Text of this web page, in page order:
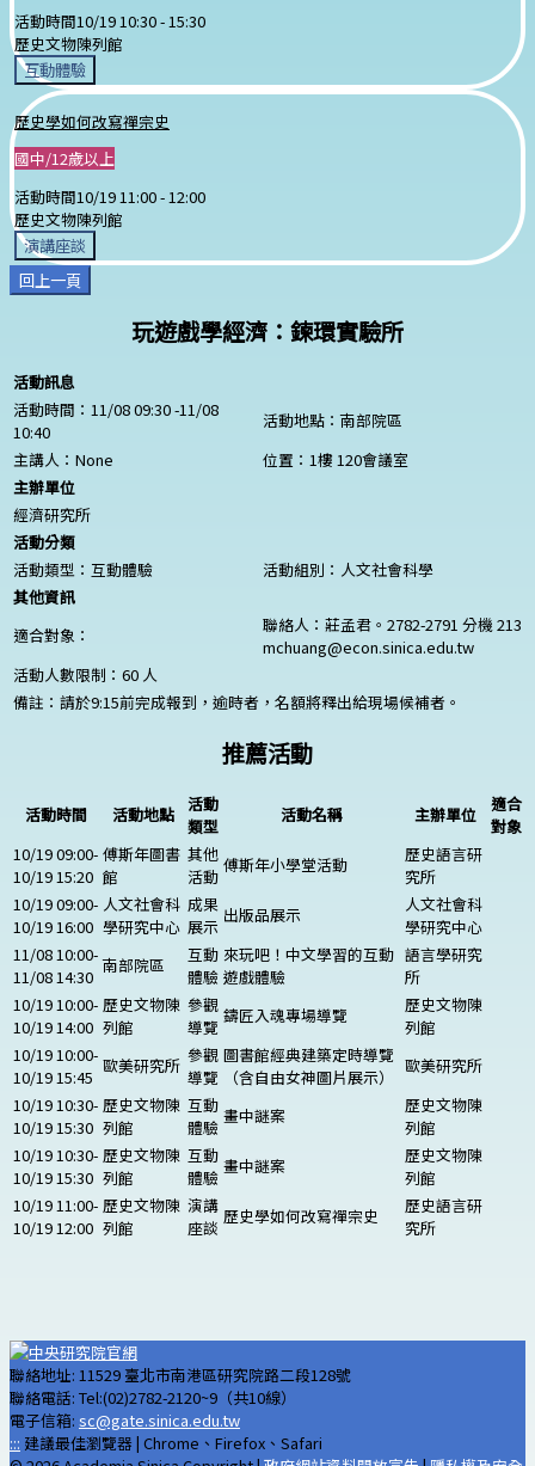
活動時間10/19 10:30 - 15:30
歷史文物陳列館
互動體驗
歷史學如何改寫禪宗史
國中/12歲以上
活動時間10/19 11:00 -12:00
歷史文物陳列館
演講座談
回上一頁
玩遊戲學經濟：鍊環實驗所
活動訊息
活動時間：11/08 09:30 -11/08
10:40
活動地點：南部院區
主講人： None
位置：1樓 120會議室
主辦單位
經濟研究所
活動分類
活動類型：互動體驗
活動組別：人文社會科學
其他資訊
適合對象：
聯絡人：莊孟君。2782-2791 分機 213
mchuang@econ.sinica.edu.tw
活動人數限制：60 人
備註：請於9:15前完成報到，逾時者，名額將釋出給現場候補者。
推薦活動
活動時間 活動地點
活動
類型
活動名稱 主辦單位
適合
對象
10/19 09:00-
10/19 15:20
傅斯年圖書
館
其他
活動
傅斯年小學堂活動
歷史語言研
究所
10/19 09:00-
10/19 16:00
人文社會科
學研究中心
成果
展示
出版品展示
人文社會科
學研究中心
11/08 10:00-
11/08 14:30
南部院區
互動
體驗
來玩吧！中文學習的互動
遊戲體驗
語言學研究
所
10/19 10:00-
10/19 14:00
歷史文物陳
列館
參觀
導覽
鑄匠入魂專場導覽
歷史文物陳
列館
10/19 10:00-
10/19 15:45
歐美研究所 參觀
導覽
圖書館經典建築定時導覽
（含自由女神圖片展示）
歐美研究所
10/19 10:30-
10/19 15:30
歷史文物陳
列館
互動
體驗
畫中謎案
歷史文物陳
列館
10/19 10:30-
10/19 15:30
歷史文物陳
列館
互動
體驗
畫中謎案
歷史文物陳
列館
10/19 11:00-
10/19 12:00
歷史文物陳
列館
演講
座談
歷史學如何改寫禪宗史
歷史語言研
究所
聯絡地址: 11529 臺北市南港區研究院路二段128號
聯絡電話: Tel:(02)2782-2120~9（共10線）
電子信箱: sc@gate.sinica.edu.tw
::: 建議最佳瀏覽器 | Chrome、Firefox、Safari